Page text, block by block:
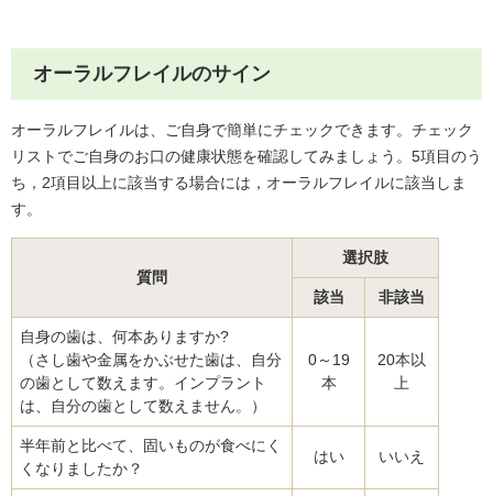
オーラルフレイルのサイン
オーラルフレイルは、ご自身で簡単にチェックできます。チェック
リストでご自身のお口の健康状態を確認してみましょう。5項目のう
ち，2項目以上に該当する場合には，オーラルフレイルに該当しま
す。
質問
選択肢
該当 非該当
自身の歯は、何本ありますか?
（さし歯や金属をかぶせた歯は、自分
の歯として数えます。インプラント
は、自分の歯として数えません。）
0～19
本
20本以
上
半年前と比べて、固いものが食べにく
くなりましたか？
はい いいえ